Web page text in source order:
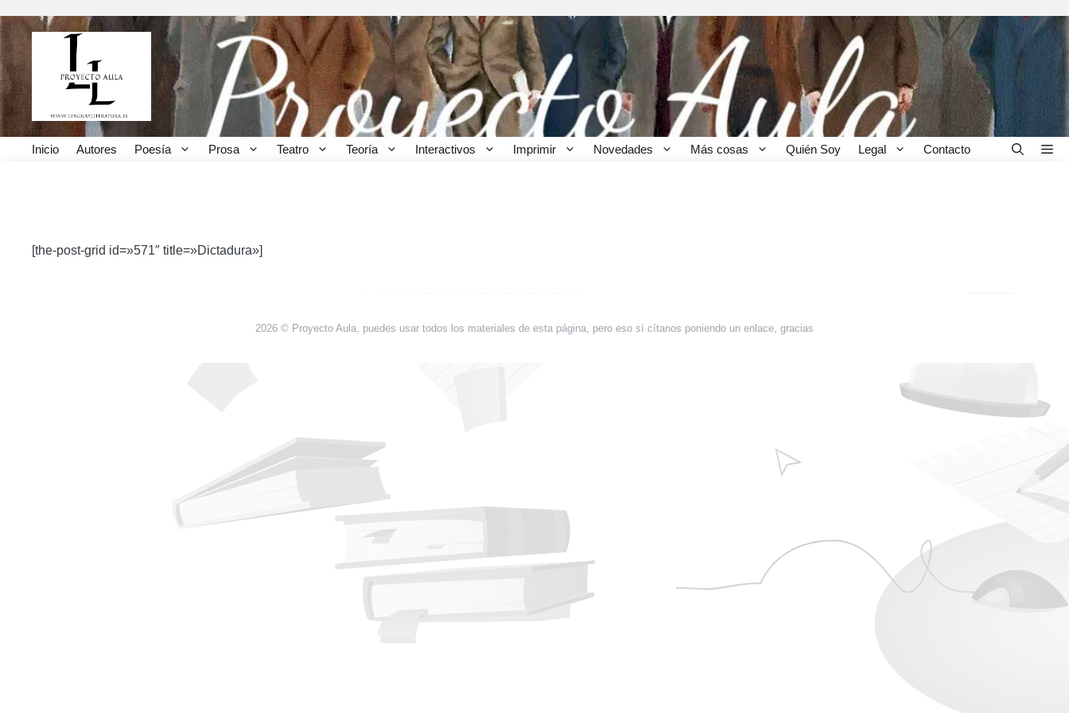
contenido
Inicio Autores Poesía Prosa Teatro Teoría Interactivos Imprimir Novedades Más cosas Quién Soy Legal Contacto
[the-post-grid id=»571″ title=»Dictadura»]
2026 © Proyecto Aula, puedes usar todos los materiales de esta página, pero eso sí cítanos poniendo un enlace, gracias